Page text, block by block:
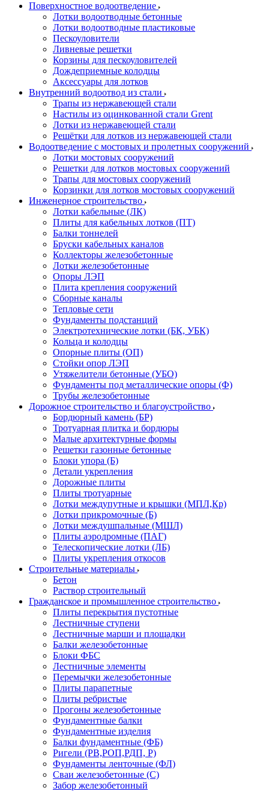
Поверхностное водоотведение
Лотки водоотводные бетонные
Лотки водоотводные пластиковые
Пескоуловители
Ливневые решетки
Корзины для пескоуловителей
Дождеприемные колодцы
Аксессуары для лотков
Внутренний водоотвод из стали
Трапы из нержавеющей стали
Настилы из оцинкованной стали Grent
Лотки из нержавеющей стали
Решётки для лотков из нержавеющей стали
Водоотведение с мостовых и пролетных сооружений
Лотки мостовых сооружений
Решетки для лотков мостовых сооружений
Трапы для мостовых сооружений
Корзинки для лотков мостовых сооружений
Инженерное строительство
Лотки кабельные (ЛК)
Плиты для кабельных лотков (ПТ)
Балки тоннелей
Бруски кабельных каналов
Коллекторы железобетонные
Лотки железобетонные
Опоры ЛЭП
Плита крепления сооружений
Сборные каналы
Тепловые сети
Фундаменты подстанций
Электротехнические лотки (БК, УБК)
Кольца и колодцы
Опорные плиты (ОП)
Стойки опор ЛЭП
Утяжелители бетонные (УБО)
Фундаменты под металлические опоры (Ф)
Трубы железобетонные
Дорожное строительство и благоустройство
Бордюрный камень (БР)
Тротуарная плитка и бордюры
Малые архитектурные формы
Решетки газонные бетонные
Блоки упора (Б)
Детали укрепления
Дорожные плиты
Плиты тротуарные
Лотки междупутные и крышки (МПЛ,Кр)
Лотки прикромочные (Б)
Лотки междушпальные (МШЛ)
Плиты аэродромные (ПАГ)
Телескопические лотки (ЛБ)
Плиты укрепления откосов
Строительные материалы
Бетон
Раствор строительный
Гражданское и промышленное строительство
Плиты перекрытия пустотные
Лестничные ступени
Лестничные марши и площадки
Балки железобетонные
Блоки ФБС
Лестничные элементы
Перемычки железобетонные
Плиты парапетные
Плиты ребристые
Прогоны железобетонные
Фундаментные балки
Фундаментные изделия
Балки фундаментные (ФБ)
Ригели (РВ,РОП,РДП, Р)
Фундаменты ленточные (ФЛ)
Сваи железобетонные (С)
Забор железобетонный